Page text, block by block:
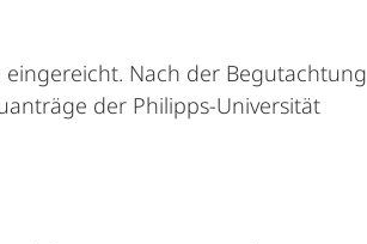
Nach der Begutachtung
der Philipps-Universität